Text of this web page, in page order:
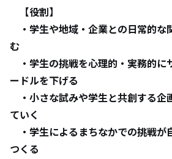
【役割】
・学生や地域・企業との日常的な
む
・学生の挑戦を心理的・実務的に
ードルを下げる
・小さな試みや学生と共創する企
ていく
・学生によるまちなかでの挑戦が
つくる